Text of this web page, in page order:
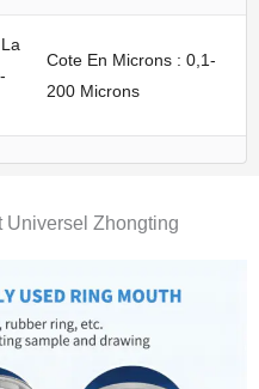
Cote En Microns : 0,1-
200 Microns
Universel Zhongting